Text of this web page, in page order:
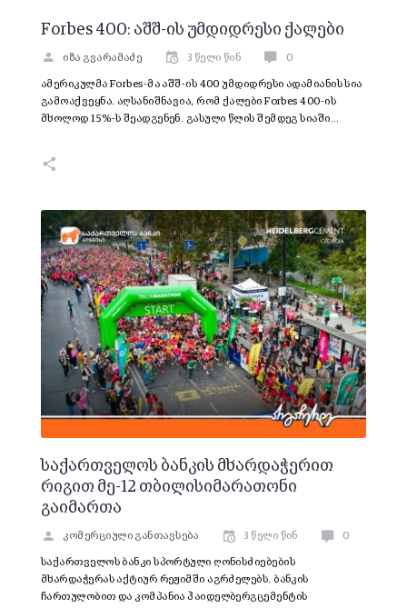
Forbes 400: აშშ-ის უმდიდრესი ქალები
იზა გვარამაძე 3 წელი წინ 0
ამერიკულმა Forbes-მა აშშ-ის 400 უმდიდრესი ადამიანის სია
გამოაქვეყნა. აღსანიშნავია, რომ ქალები Forbes 400-ის
მხოლოდ 15%-ს შეადგენენ. გასული წლის შემდეგ სიაში…
საქართველოს ბანკის მხარდაჭერით
რიგით მე-12 თბილისიმარათონი
გაიმართა
კომერციული განთავსება 3 წელი წინ 0
საქართველოს ბანკი სპორტული ღონისძიებების
მხარდაჭერას აქტიურ რეჟიმში აგრძელებს. ბანკის
ჩართულობით და კომპანია ჰაიდელბერგცემენტის